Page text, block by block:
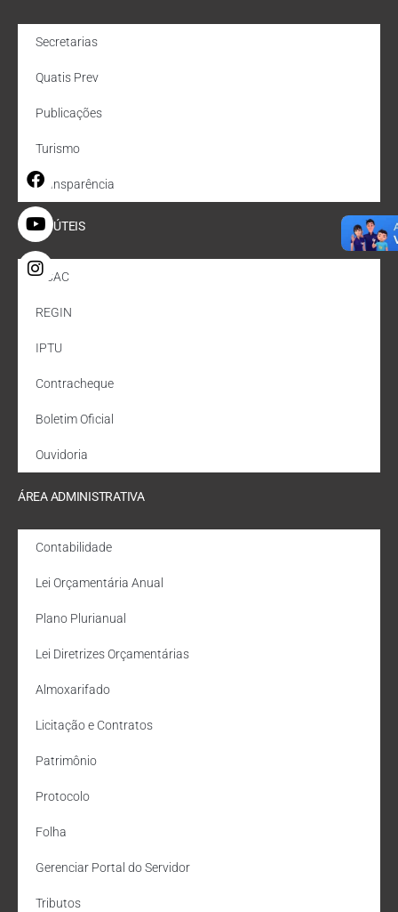
Secretarias
Quatis Prev
Publicações
Turismo
Transparência
LINKS ÚTEIS
e-CAC
REGIN
IPTU
Contracheque
Boletim Oficial
Ouvidoria
ÁREA ADMINISTRATIVA
Contabilidade
Lei Orçamentária Anual
Plano Plurianual
Lei Diretrizes Orçamentárias
Almoxarifado
Licitação e Contratos
Patrimônio
Protocolo
Folha
Gerenciar Portal do Servidor
Tributos